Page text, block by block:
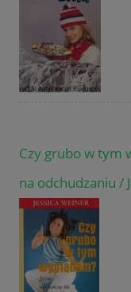
Czy grubo w tym
na odchudzaniu /